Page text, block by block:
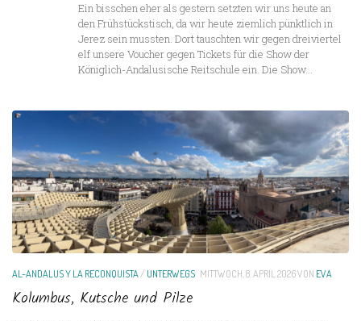
Ein bisschen eher als gestern setzten wir uns heute an
den Frühstückstisch, da wir heute ziemlich pünktlich in
Jerez sein mussten. Dort tauschten wir gegen dreiviertel
elf unsere Voucher gegen Tickets für die Show der
Königlich-Andalusische Reitschule ein. Die Show...
AL-ANDALUS Y LA RECONQUISTA /UNTERWEGS MITTWOCH, 8. APRIL 2026VON EVA
Kolumbus, Kutsche und Pilze